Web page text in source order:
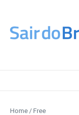
Home / Free